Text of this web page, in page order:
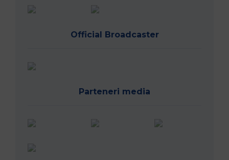
Official Broadcaster
Parteneri media